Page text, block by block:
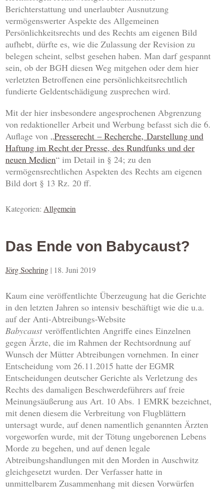
Berichterstattung und unerlaubter Ausnutzung
vermögenswerter Aspekte des Allgemeinen
Persönlichkeitsrechts und des Rechts am eigenen Bild
aufhebt, dürfte es, wie die Zulassung der Revision zu
belegen scheint, selbst gesehen haben. Man darf gespannt
sein, ob der BGH diesen Weg mitgehen oder dem hier
verletzten Betroffenen eine persönlichkeitsrechtlich
fundierte Geldentschädigung zusprechen wird.
Mit der hier insbesondere angesprochenen Abgrenzung
von redaktioneller Arbeit und Werbung befasst sich die 6.
Auflage von „Presserecht – Recherche, Darstellung und
Haftung im Recht der Presse, des Rundfunks und der
neuen Medien“ im Detail in § 24; zu den
vermögensrechtlichen Aspekten des Rechts am eigenen
Bild dort § 13 Rz. 20 ff.
Kategorien:Allgemein
Das Ende von Babycaust?
Jörg Soehring | 18. Juni 2019
Kaum eine veröffentlichte Überzeugung hat die Gerichte
in den letzten Jahren so intensiv beschäftigt wie die u.a.
auf der Anti-Abtreibungs-Website
Babycaust veröffentlichten Angriffe eines Einzelnen
gegen Ärzte, die im Rahmen der Rechtsordnung auf
Wunsch der Mütter Abtreibungen vornehmen. In einer
Entscheidung vom 26.11.2015 hatte der EGMR
Entscheidungen deutscher Gerichte als Verletzung des
Rechts des damaligen Beschwerdeführers auf freie
Meinungsäußerung aus Art. 10 Abs. 1 EMRK bezeichnet,
mit denen diesem die Verbreitung von Flugblättern
untersagt wurde, auf denen namentlich genannten Ärzten
vorgeworfen wurde, mit der Tötung ungeborenen Lebens
Morde zu begehen, und auf denen legale
Abtreibungshandlungen mit den Morden in Auschwitz
gleichgesetzt wurden. Der Verfasser hatte in
unmittelbarem Zusammenhang mit diesen Vorwürfen